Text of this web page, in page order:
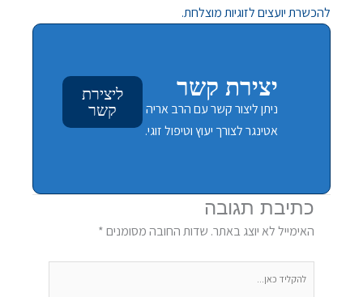
להכשרת יועצים לזוגיות מוצלחת.
יצירת קשר
ניתן ליצור קשר עם הרב אריה
אטינגר לצורך יעוץ וטיפול זוגי.
ליצירת
קשר
כתיבת תגובה
האימייל לא יוצג באתר. שדות החובה מסומנים*
להקליד